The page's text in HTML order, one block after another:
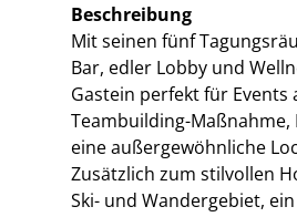
Beschreibung
Mit seinen fünf
Bar, edler Lobby und
Gastein perfekt für
Teambuilding-
eine außergewöhnliche
Zusätzlich zum stilvollen
Ski- und Wandergebiet,